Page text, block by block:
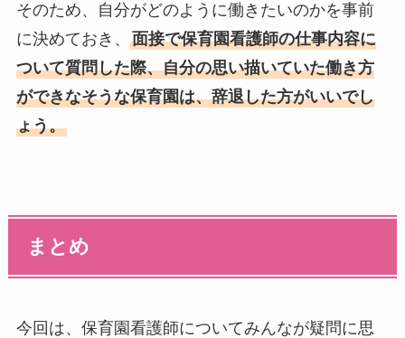
そのため、自分がどのように働きたいのかを事前
に決めておき、 面接で保育園看護師の仕事内容に
ついて質問した際、自分の思い描いていた働き方
ができなそうな保育園は、辞退した方がいいでし
ょう。
まとめ
今回は、保育園看護師についてみんなが疑問に思